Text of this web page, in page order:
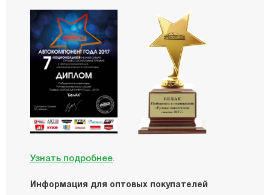
Узнать подробнее.
Информация для оптовых покупателей